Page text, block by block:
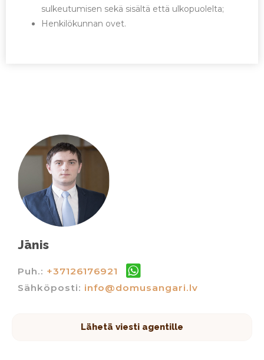
sulkeutumisen sekä sisältä että ulkopuolelta;
Henkilökunnan ovet.
Jānis
Puh.: +37126176921
Sähköposti: info@domusangari.lv
Lähetä viesti agentille